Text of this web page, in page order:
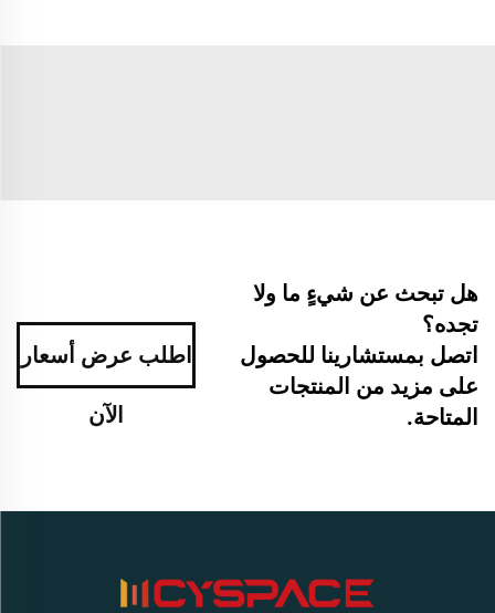
هل تبحث عن شيءٍ ما ولا
تجده؟
اتصل بمستشارينا للحصول
على مزيد من المنتجات
المتاحة.
اطلب عرض أسعار
الآن